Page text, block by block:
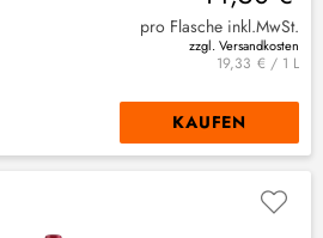
pro Flasche inkl.MwSt.
zzgl. Versandkosten
19,33 € / 1 L
KAUFEN